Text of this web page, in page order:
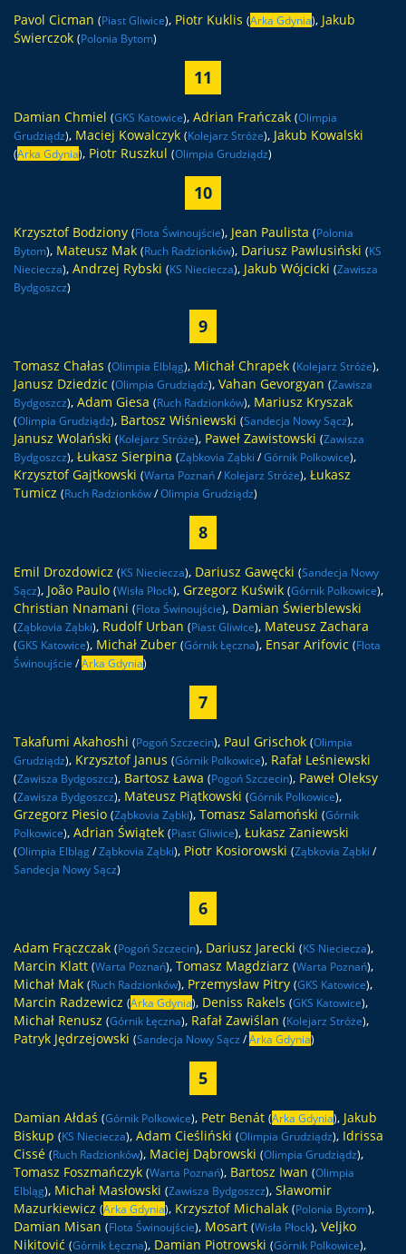
Pavol Cicman (Piast Gliwice), Piotr Kuklis (Arka Gdynia), Jakub
Świerczok (Polonia Bytom)
11
Damian Chmiel (GKS Katowice), Adrian Frańczak (Olimpia
Grudziądz), Maciej Kowalczyk (Kolejarz Stróże), Jakub Kowalski
(Arka Gdynia), Piotr Ruszkul (Olimpia Grudziądz)
10
Krzysztof Bodziony (Flota Świnoujście), Jean Paulista (Polonia
Bytom), Mateusz Mak (Ruch Radzionków), Dariusz Pawlusiński (KS
Nieciecza), Andrzej Rybski (KS Nieciecza), Jakub Wójcicki (Zawisza
Bydgoszcz)
9
Tomasz Chałas (Olimpia Elbląg), Michał Chrapek (Kolejarz Stróże),
Janusz Dziedzic (Olimpia Grudziądz), Vahan Gevorgyan (Zawisza
Bydgoszcz), Adam Giesa (Ruch Radzionków), Mariusz Kryszak
(Olimpia Grudziądz), Bartosz Wiśniewski (Sandecja Nowy Sącz),
Janusz Wolański (Kolejarz Stróże), Paweł Zawistowski (Zawisza
Bydgoszcz), Łukasz Sierpina (Ząbkovia Ząbki /Górnik Polkowice),
Krzysztof Gajtkowski (Warta Poznań/Kolejarz Stróże), Łukasz
Tumicz (Ruch Radzionków/Olimpia Grudziądz)
8
Emil Drozdowicz (KS Nieciecza), Dariusz Gawęcki (Sandecja Nowy
Sącz), João Paulo (Wisła Płock), Grzegorz Kuświk (Górnik Polkowice),
Christian Nnamani (Flota Świnoujście), Damian Świerblewski
(Ząbkovia Ząbki), Rudolf Urban (Piast Gliwice), Mateusz Zachara
(GKS Katowice), Michał Zuber (Górnik Łęczna), Ensar Arifovic (Flota
Świnoujście /Arka Gdynia)
7
Takafumi Akahoshi (Pogoń Szczecin), Paul Grischok (Olimpia
Grudziądz), Krzysztof Janus (Górnik Polkowice), Rafał Leśniewski
(Zawisza Bydgoszcz), Bartosz Ława (Pogoń Szczecin), Paweł Oleksy
(Zawisza Bydgoszcz), Mateusz Piątkowski (Górnik Polkowice),
Grzegorz Piesio (Ząbkovia Ząbki), Tomasz Salamoński (Górnik
Polkowice), Adrian Świątek (Piast Gliwice), Łukasz Zaniewski
(Olimpia Elbląg/Ząbkovia Ząbki), Piotr Kosiorowski (Ząbkovia Ząbki /
Sandecja Nowy Sącz)
6
Adam Frączczak (Pogoń Szczecin), Dariusz Jarecki (KS Nieciecza),
Marcin Klatt (Warta Poznań), Tomasz Magdziarz (Warta Poznań),
Michał Mak (Ruch Radzionków), Przemysław Pitry (GKS Katowice),
Marcin Radzewicz (Arka Gdynia), Deniss Rakels (GKS Katowice),
Michał Renusz (Górnik Łęczna), Rafał Zawiślan (Kolejarz Stróże),
Patryk Jędrzejowski (Sandecja Nowy Sącz /Arka Gdynia)
5
Damian Ałdaś (Górnik Polkowice), Petr Benát (Arka Gdynia), Jakub
Biskup (KS Nieciecza), Adam Cieśliński (Olimpia Grudziądz), Idrissa
Cissé (Ruch Radzionków), Maciej Dąbrowski (Olimpia Grudziądz),
Tomasz Foszmańczyk (Warta Poznań), Bartosz Iwan (Olimpia
Elbląg), Michał Masłowski (Zawisza Bydgoszcz), Sławomir
Mazurkiewicz (Arka Gdynia), Krzysztof Michalak (Polonia Bytom),
Damian Misan (Flota Świnoujście), Mosart (Wisła Płock), Veljko
Nikitović (Górnik Łęczna), Damian Piotrowski (Górnik Polkowice),